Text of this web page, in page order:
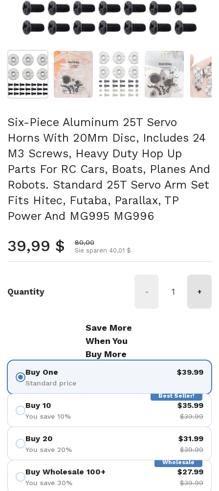
Folie 1 anzeigenFolie 2 anzeigenFolie 3 anzeigenFolie 4 anzeigen
Six-Piece Aluminum 25T Servo
Horns With 20Mm Disc, Includes 24
M3 Screws, Heavy Duty Hop Up
Parts For RC Cars, Boats, Planes And
Robots. Standard 25T Servo Arm Set
Fits Hitec, Futaba, Parallax, TP
Power And MG995 MG996
Regulärer Preis
39,99 $ Aktionspreis
80,00
Sie sparen 40,01 $
Quantity - +
Save More
When You
Buy More
Buy One
Standard price
$39.99
Best Seller!
Buy 10
You save 10%
$35.99
$39.99
Buy 20
You save 20%
$31.99
$39.99
Wholesale
Buy Wholesale 100+
You save 30%
$27.99
$39.99